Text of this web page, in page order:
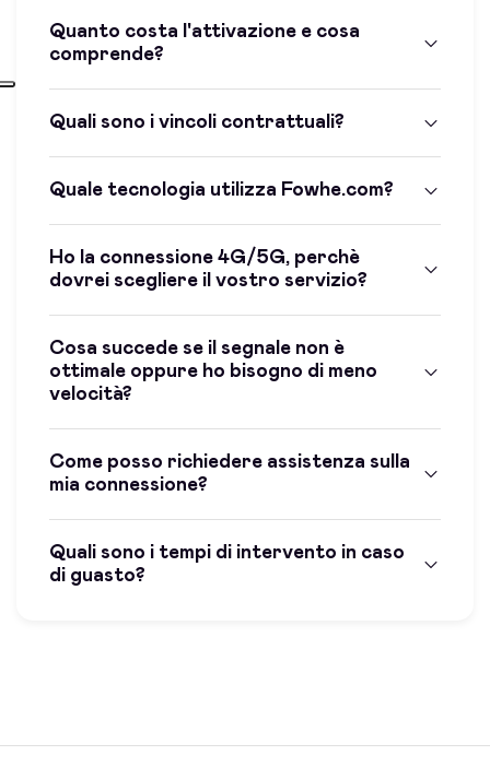
Quanto costa l'attivazione e cosa
comprende?
Quali sono i vincoli contrattuali?
Quale tecnologia utilizza Fowhe.com?
Ho la connessione 4G/5G, perchè
dovrei scegliere il vostro servizio?
Cosa succede se il segnale non è
ottimale oppure ho bisogno di meno
velocità?
Come posso richiedere assistenza sulla
mia connessione?
Quali sono i tempi di intervento in caso
di guasto?